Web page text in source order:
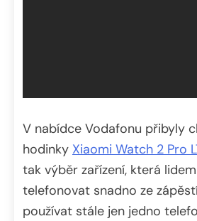
V nabídce Vodafonu přibyly
hodinky Xiaomi Watch 2 Pro
tak výběr zařízení, která
telefonovat snadno ze
používat stále jen jedno